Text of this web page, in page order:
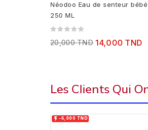
Néodoo Eau de senteur bébé
250 ML
20,000 TND 14,000 TND
Les Clients Qui
 -6,000 TND